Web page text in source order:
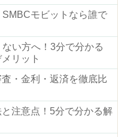
モビットなら誰で
い方へ！3分で分かる
リット
・金利・返済を徹底比
注意点！5分で分かる解